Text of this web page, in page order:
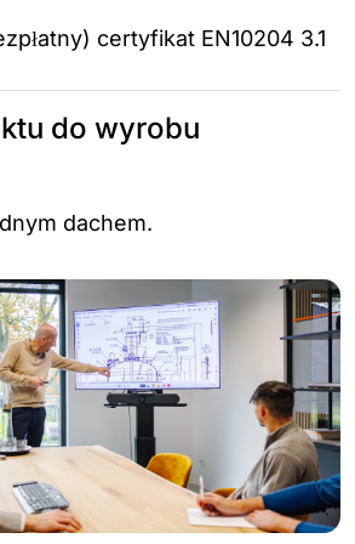
certyfikat EN10204 3.1
do wyrobu
dachem.